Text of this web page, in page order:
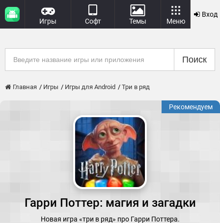
Игры Софт Темы Меню
Вход
Поиск
Главная Игры Игры для Android Три в ряд
Рекомендуем
Гарри Поттер: магия и загадки
Новая игра «три в ряд» про Гарри Поттера.